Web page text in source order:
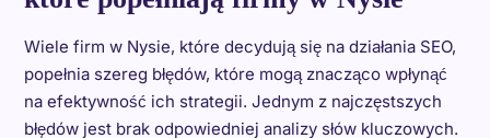
Wiele firm w Nysie, które decydują się na działania SEO,
popełnia szereg błędów, które mogą znacząco wpłynąć
na efektywność ich strategii. Jednym z najczęstszych
błędów jest brak odpowiedniej analizy słów kluczowych.